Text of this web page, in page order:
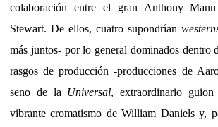
colaboración entre el gran Anthony
Stewart. De ellos, cuatro supondrían
más juntos- por lo general dominados dentro
rasgos de producción -producciones de
seno de la Universal, extraordinario
vibrante cromatismo de William Daniels y,